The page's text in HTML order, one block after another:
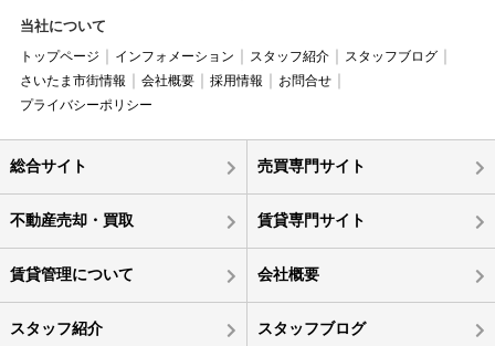
当社について
トップページ インフォメーション スタッフ紹介
スタッフブログ
さいたま市街情報
会社概要 採用情報
お問合せ
プライバシーポリシー
総合サイト 売買専門サイト
不動産売却・買取 賃貸専門サイト
賃貸管理について 会社概要
スタッフ紹介 スタッフブログ